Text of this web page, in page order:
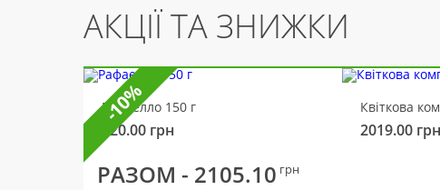
АКЦІЇ ТА ЗНИЖКИ
Рафаелло 150 г
320.00 грн
Квіткова
2019.00 грн
РАЗОМ - 2105.10 грн
-10%